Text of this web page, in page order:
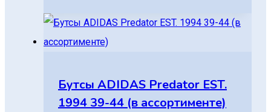
Бутсы ADIDAS Predator EST.
1994 39-44 (в ассортименте)